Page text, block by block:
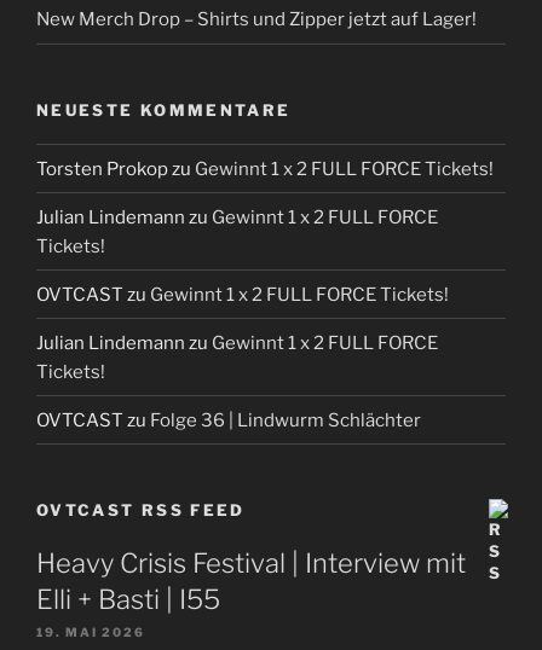
New Merch Drop – Shirts und Zipper jetzt auf Lager!
NEUESTE KOMMENTARE
Torsten Prokopzu Gewinnt 1 x 2 FULL FORCE Tickets!
Julian Lindemann zu Gewinnt 1 x 2 FULL FORCE
Tickets!
OVTCAST zu Gewinnt 1 x 2 FULL FORCE Tickets!
Julian Lindemann zu Gewinnt 1 x 2 FULL FORCE
Tickets!
OVTCAST zu Folge 36 | Lindwurm Schlächter
OVTCAST RSS FEED
Heavy Crisis Festival | Interview mit
Elli + Basti | I55
19. MAI 2026